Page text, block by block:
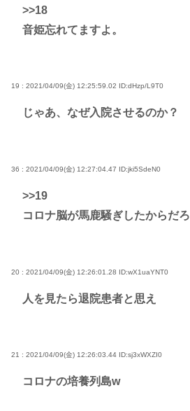
>>18
音姫忘れてますよ。
19 : 2021/04/09(金) 12:25:59.02 ID:dHzp/L9T0
じゃあ、なぜ入院させるのか？
36 : 2021/04/09(金) 12:27:04.47 ID:jki5SdeN0
>>19
コロナ脳が馬鹿騒ぎしたからだろ
20 : 2021/04/09(金) 12:26:01.28 ID:wX1uaYNT0
人を見たら退院患者と思え
21 : 2021/04/09(金) 12:26:03.44 ID:sj3xWXZI0
コロナの培養列島w